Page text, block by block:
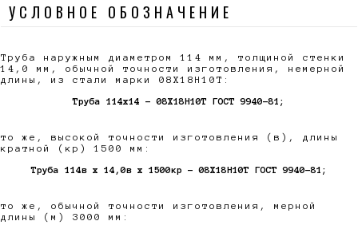
УСЛОВНОЕ ОБОЗНАЧЕНИЕ
Труба наружным диаметром 114 мм, толщиной стенки
14,0 мм, обычной точности изготовления, немерной
длины, из стали марки 08Х18Н10Т:
Труба 114х14 - 08Х18Н10Т ГОСТ 9940-81;
то же, высокой точности изготовления (в), длины
кратной (кр) 1500 мм:
Труба 114в х 14,0в х 1500кр - 08Х18Н10Т ГОСТ 9940-81;
то же, обычной точности изготовления, мерной
длины (м) 3000 мм: